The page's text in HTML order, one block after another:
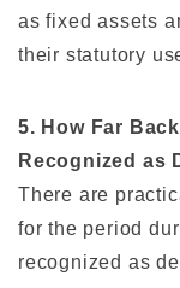
as fixed assets
their statutory
5. How Far
Recognized as
There are
for the period
recognized as